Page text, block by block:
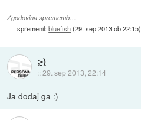
Zgodovina sprememb…
spremenil:bluefish(29. sep 2013 ob 22:15)
;-)
::29. sep 2013, 22:14
Ja dodaj ga :)